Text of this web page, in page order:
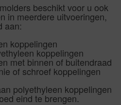
beschikt voor u ook
in meerdere uitvoeringen,
aan:
koppelingen
koppelingen
met binnen of buitendraad
of schroef koppelingen
polyethyleen koppelingen
eind te brengen.